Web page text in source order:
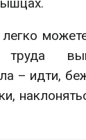
– идти,